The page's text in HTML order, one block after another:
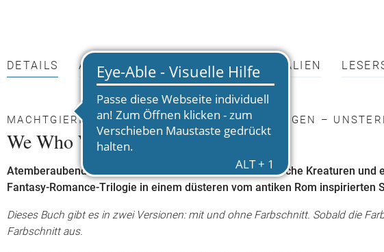
DETAILS AUTOR*INNEN PRESSEMATERIALIEN
MACHTGIERIGE VAMPIRE, MÖRDERISCHE INTRIGEN –
We Who Will Die
Atemberaubende Prüfungen, rachsüchtige Götter, magische Kreaturen und
Fantasy-Romance-Trilogie in einem düsteren vom antiken Rom inspirierten
Dieses Buch gibt es in zwei Versionen: mit und ohne Farbschnitt. Sobald die
Farbschnitt aus.